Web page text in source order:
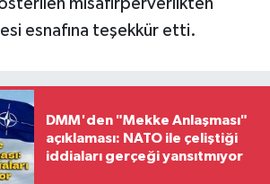
esnafına teşekkür etti.
DMM'den "Mekke Anlaşması"
açıklaması: NATO ile çeliştiği
iddiaları gerçeği yansıtmıyor